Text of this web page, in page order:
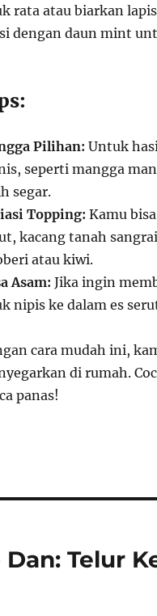
rata atau biarkan
dengan daun mint
Pilihan: Untuk
seperti mangga
segar.
Topping: Kamu
kacang tanah
atau kiwi.
Asam: Jika ingin
nipis ke dalam es
cara mudah ini,
di rumah.
panas!
Telur